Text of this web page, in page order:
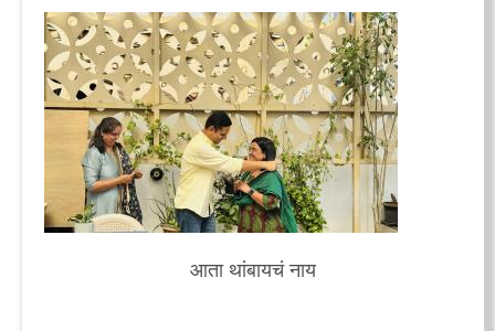
आता थांबायचं नाय